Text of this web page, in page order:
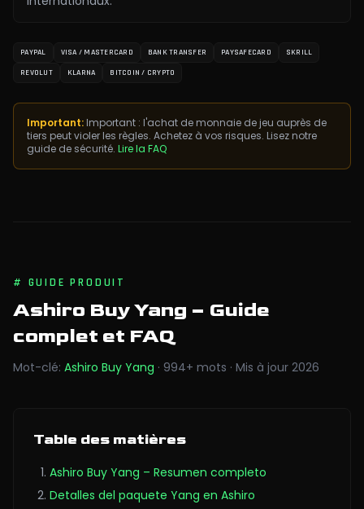
PAYPAL VISA / MASTERCARD BANK TRANSFER PAYSAFECARD SKRILL
REVOLUT KLARNA BITCOIN / CRYPTO
Important: Important : l'achat de monnaie de jeu auprès de
tiers peut violer les règles. Achetez à vos risques. Lisez notre
guide de sécurité. Lire la FAQ
# GUIDE PRODUIT
Ashiro Buy Yang – Guide
complet et FAQ
Mot-clé: Ashiro Buy Yang · 994+ mots · Mis à jour 2026
Table des matières
Ashiro Buy Yang – Resumen completo
Detalles del paquete Yang en Ashiro